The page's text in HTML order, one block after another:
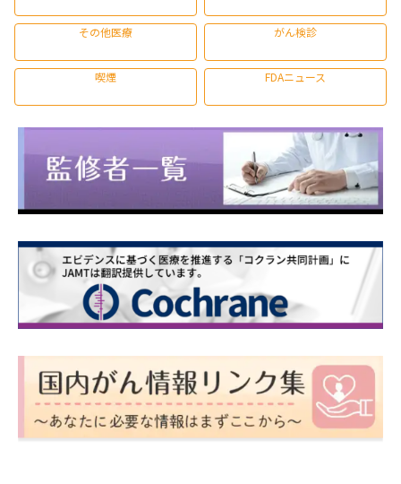
その他医療 がん検診
喫煙 FDAニュース